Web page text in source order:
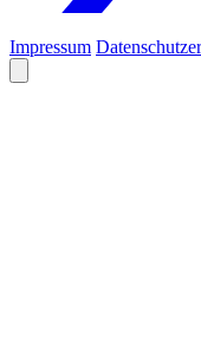
Impressum